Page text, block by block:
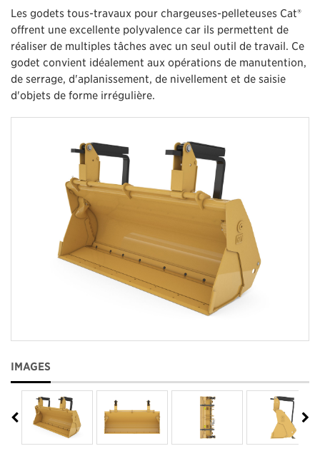
Les godets tous-travaux pour chargeuses-pelleteuses Cat®
offrent une excellente polyvalence car ils permettent de
réaliser de multiples tâches avec un seul outil de travail. Ce
godet convient idéalement aux opérations de manutention,
de serrage, d'aplanissement, de nivellement et de saisie
d'objets de forme irrégulière.
IMAGES